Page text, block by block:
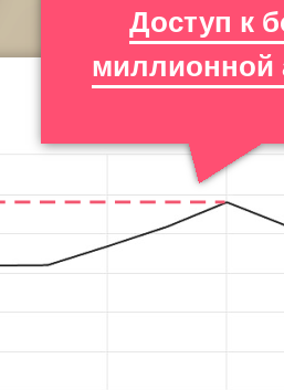
Доступ к
миллионной